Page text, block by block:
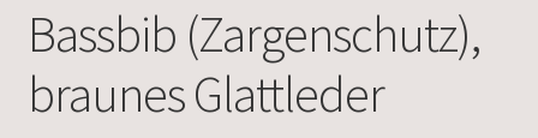
Bassbib (Zargenschutz),
braunes Glattleder